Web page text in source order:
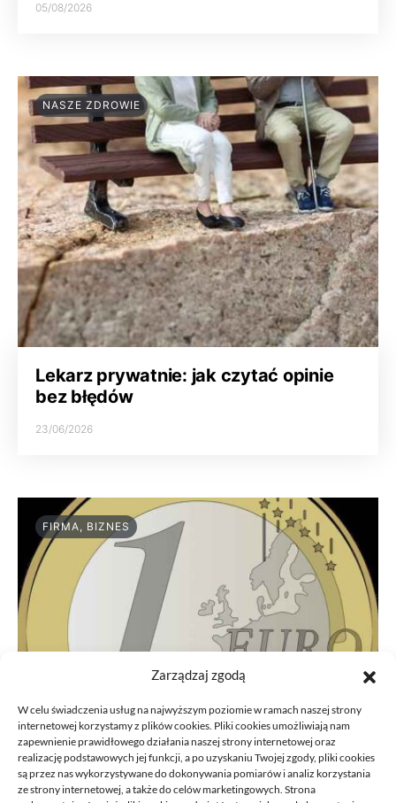
Zarządzaj zgodą
W celu świadczenia usług na najwyższym poziomie w ramach naszej strony
internetowej korzystamy z plików cookies. Pliki cookies umożliwiają nam
zapewnienie prawidłowego działania naszej strony internetowej oraz
realizację podstawowych jej funkcji, a po uzyskaniu Twojej zgody, pliki cookies
są przez nas wykorzystywane do dokonywania pomiarów i analiz korzystania
ze strony internetowej, a także do celów marketingowych. Strona
05/08/2026
NASZE ZDROWIE
Lekarz prywatnie: jak czytać opinie
bez błędów
23/06/2026
FIRMA, BIZNES
Przeniesienie księgowości JDG do